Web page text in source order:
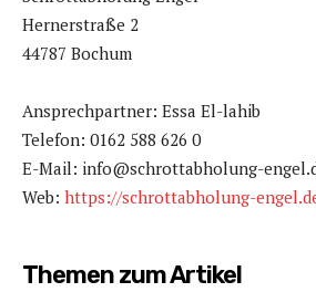
Hernerstraße 2
44787 Bochum
Ansprechpartner: Essa El-lahib
Telefon: 0162 588 626 0
E-Mail: info@schrottabholung-
Web: https://schrottabholung-
Themen zum Artikel